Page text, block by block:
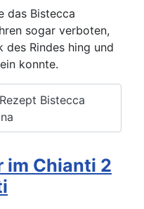
das Bistecca
sogar verboten,
des Rindes hing und
konnte.
Bistecca
im Chianti 2